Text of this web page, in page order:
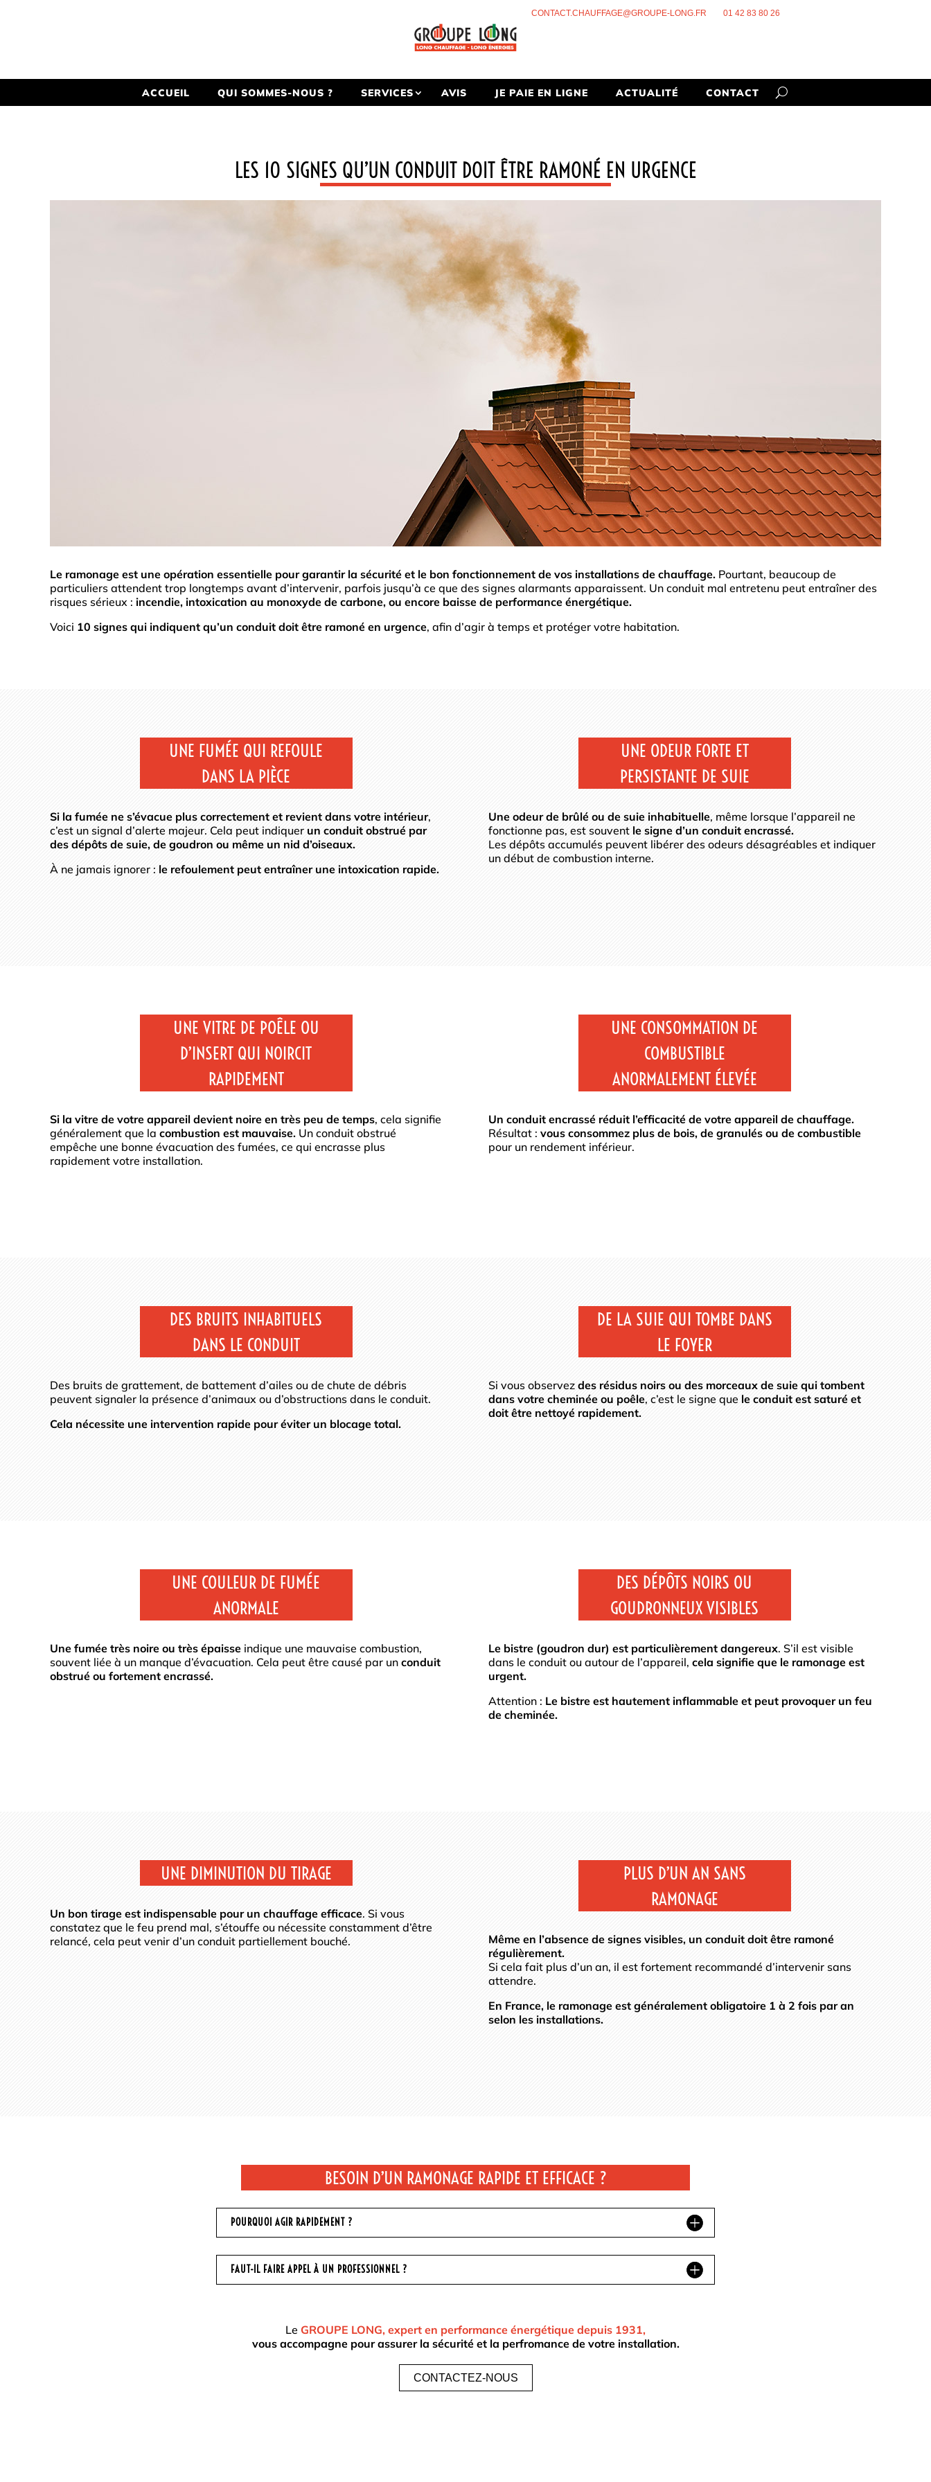
CONTACT.CHAUFFAGE@GROUPE-LONG.FR 01 42 83 80 26
ACCUEIL QUI SOMMES-NOUS ? SERVICES AVIS JE PAIE EN LIGNE ACTUALITÉ CONTACT
LES 10 SIGNES QU’UN CONDUIT DOIT ÊTRE RAMONÉ EN URGENCE
Le ramonage est une opération essentielle pour garantir la sécurité et le bon fonctionnement de vos installations de chauffage. Pourtant, beaucoup de
particuliers attendent trop longtemps avant d’intervenir, parfois jusqu’à ce que des signes alarmants apparaissent. Un conduit mal entretenu peut entraîner des
risques sérieux : incendie, intoxication au monoxyde de carbone, ou encore baisse de performance énergétique.
Voici 10 signes qui indiquent qu’un conduit doit être ramoné en urgence, afin d’agir à temps et protéger votre habitation.
UNE FUMÉE QUI REFOULE
DANS LA PIÈCE
Si la fumée ne s’évacue plus correctement et revient dans votre intérieur,
c’est un signal d’alerte majeur. Cela peut indiquer un conduit obstrué par
des dépôts de suie, de goudron ou même un nid d’oiseaux.
À ne jamais ignorer : le refoulement peut entraîner une intoxication rapide.
UNE ODEUR FORTE ET
PERSISTANTE DE SUIE
Une odeur de brûlé ou de suie inhabituelle, même lorsque l’appareil ne
fonctionne pas, est souvent le signe d’un conduit encrassé.
Les dépôts accumulés peuvent libérer des odeurs désagréables et indiquer
un début de combustion interne.
UNE VITRE DE POÊLE OU
D’INSERT QUI NOIRCIT
RAPIDEMENT
Si la vitre de votre appareil devient noire en très peu de temps, cela signifie
généralement que la combustion est mauvaise. Un conduit obstrué
empêche une bonne évacuation des fumées, ce qui encrasse plus
rapidement votre installation.
UNE CONSOMMATION DE
COMBUSTIBLE
ANORMALEMENT ÉLEVÉE
Un conduit encrassé réduit l’efficacité de votre appareil de chauffage.
Résultat : vous consommez plus de bois, de granulés ou de combustible
pour un rendement inférieur.
DES BRUITS INHABITUELS
DANS LE CONDUIT
Des bruits de grattement, de battement d’ailes ou de chute de débris
peuvent signaler la présence d’animaux ou d’obstructions dans le conduit.
Cela nécessite une intervention rapide pour éviter un blocage total.
DE LA SUIE QUI TOMBE DANS
LE FOYER
Si vous observez des résidus noirs ou des morceaux de suie qui tombent
dans votre cheminée ou poêle, c’est le signe que le conduit est saturé et
doit être nettoyé rapidement.
UNE COULEUR DE FUMÉE
ANORMALE
Une fumée très noire ou très épaisse indique une mauvaise combustion,
souvent liée à un manque d’évacuation. Cela peut être causé par un conduit
obstrué ou fortement encrassé.
DES DÉPÔTS NOIRS OU
GOUDRONNEUX VISIBLES
Le bistre (goudron dur) est particulièrement dangereux. S’il est visible
dans le conduit ou autour de l’appareil, cela signifie que le ramonage est
urgent.
Attention : Le bistre est hautement inflammable et peut provoquer un feu
de cheminée.
UNE DIMINUTION DU TIRAGE
Un bon tirage est indispensable pour un chauffage efficace. Si vous
constatez que le feu prend mal, s’étouffe ou nécessite constamment d’être
relancé, cela peut venir d’un conduit partiellement bouché.
PLUS D’UN AN SANS
RAMONAGE
Même en l’absence de signes visibles, un conduit doit être ramoné
régulièrement.
Si cela fait plus d’un an, il est fortement recommandé d’intervenir sans
attendre.
En France, le ramonage est généralement obligatoire 1 à 2 fois par an
selon les installations.
BESOIN D’UN RAMONAGE RAPIDE ET EFFICACE ?
POURQUOI AGIR RAPIDEMENT ?
FAUT-IL FAIRE APPEL À UN PROFESSIONNEL ?
Le GROUPE LONG, expert en performance énergétique depuis 1931,
vous accompagne pour assurer la sécurité et la perfromance de votre installation.
CONTACTEZ-NOUS